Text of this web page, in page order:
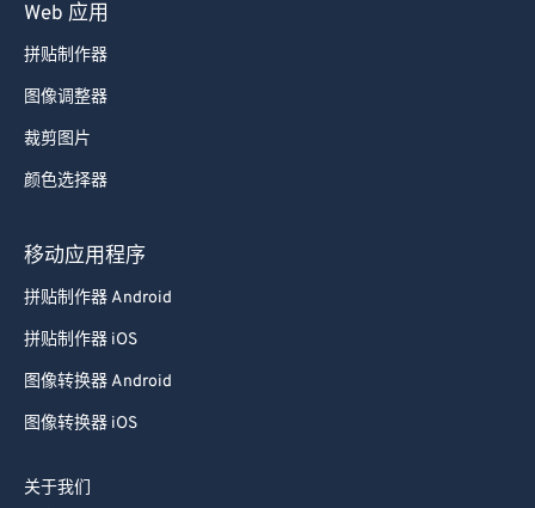
Web 应用
拼贴制作器
图像调整器
裁剪图片
颜色选择器
移动应用程序
拼贴制作器 Android
拼贴制作器 iOS
图像转换器 Android
图像转换器 iOS
关于我们